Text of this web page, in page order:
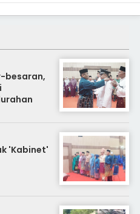
besaran,
'Kabinet'